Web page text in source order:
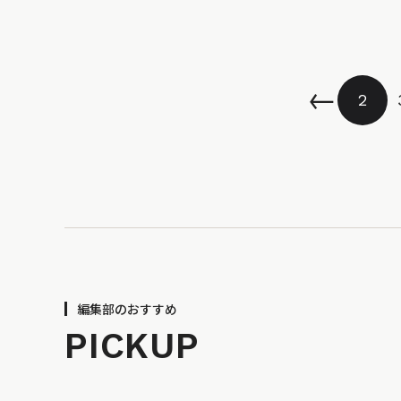
← 2
編集部のおすすめ
PICKUP